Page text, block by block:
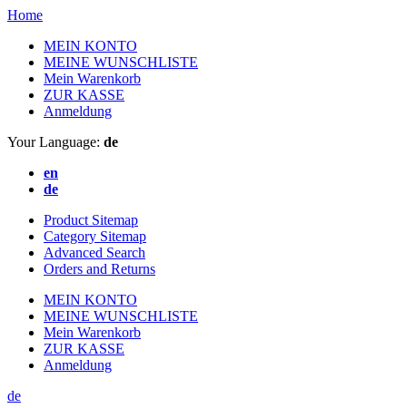
Home
MEIN KONTO
MEINE WUNSCHLISTE
Mein Warenkorb
ZUR KASSE
Anmeldung
Your Language: de
en
de
Product Sitemap
Category Sitemap
Advanced Search
Orders and Returns
MEIN KONTO
MEINE WUNSCHLISTE
Mein Warenkorb
ZUR KASSE
Anmeldung
de